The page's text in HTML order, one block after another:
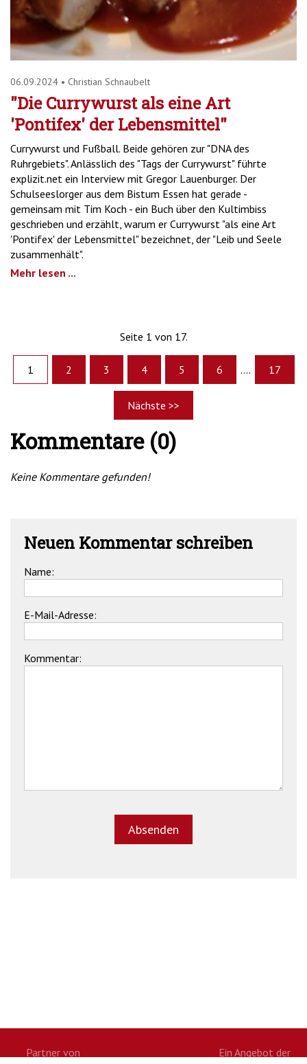
06.09.2024 • Christian Schnaubelt
"Die Currywurst als eine Art
'Pontifex' der Lebensmittel"
Currywurst und Fußball. Beide gehören zur "DNA des
Ruhrgebiets". Anlässlich des "Tags der Currywurst" führte
explizit.net ein Interview mit Gregor Lauenburger. Der
Schulseeslorger aus dem Bistum Essen hat gerade -
gemeinsam mit Tim Koch - ein Buch über den Kultimbiss
geschrieben und erzählt, warum er Currywurst "als eine Art
'Pontifex' der Lebensmittel" bezeichnet, der "Leib und Seele
zusammenhält".
Mehr lesen ...
Seite 1 von 17.
1 2 3 4 5 6 .... 17
Nächste >>
Kommentare (0)
Keine Kommentare gefunden!
Neuen Kommentar schreiben
Name:
E-Mail-Adresse:
Kommentar:
Partner von Ein Angebot der